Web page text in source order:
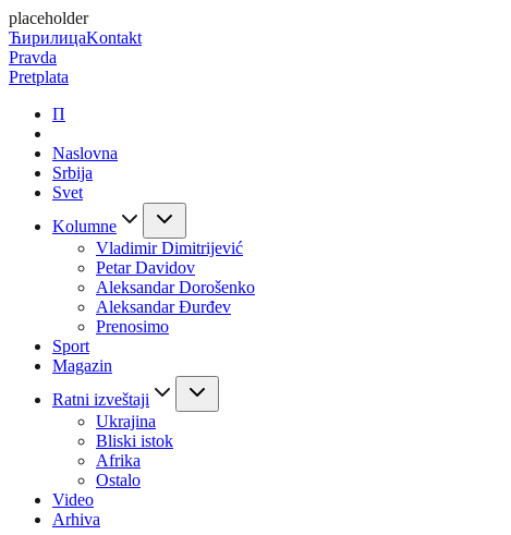
placeholder
ЋирилицаKontakt
Pravda
Pretplata
П
Naslovna
Srbija
Svet
Kolumne
Vladimir Dimitrijević
Petar Davidov
Aleksandar Dorošenko
Aleksandar Đurđev
Prenosimo
Sport
Magazin
Ratni izveštaji
Ukrajina
Bliski istok
Afrika
Ostalo
Video
Arhiva